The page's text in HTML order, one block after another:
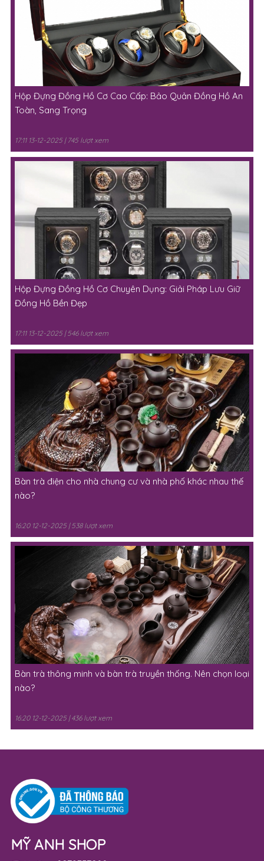
Hộp Đựng Đồng Hồ Cơ Cao Cấp: Bảo Quản Đồng Hồ An
Toàn, Sang Trọng
17:11 13-12-2025 | 745 lượt xem
Hộp Đựng Đồng Hồ Cơ Chuyên Dụng: Giải Pháp Lưu Giữ
Đồng Hồ Bền Đẹp
17:11 13-12-2025 | 546 lượt xem
Bàn trà điện cho nhà chung cư và nhà phố khác nhau thế
nào?
16:20 12-12-2025 | 538 lượt xem
Bàn trà thông minh và bàn trà truyền thống. Nên chọn loại
nào?
16:20 12-12-2025 | 436 lượt xem
MỸ ANH SHOP